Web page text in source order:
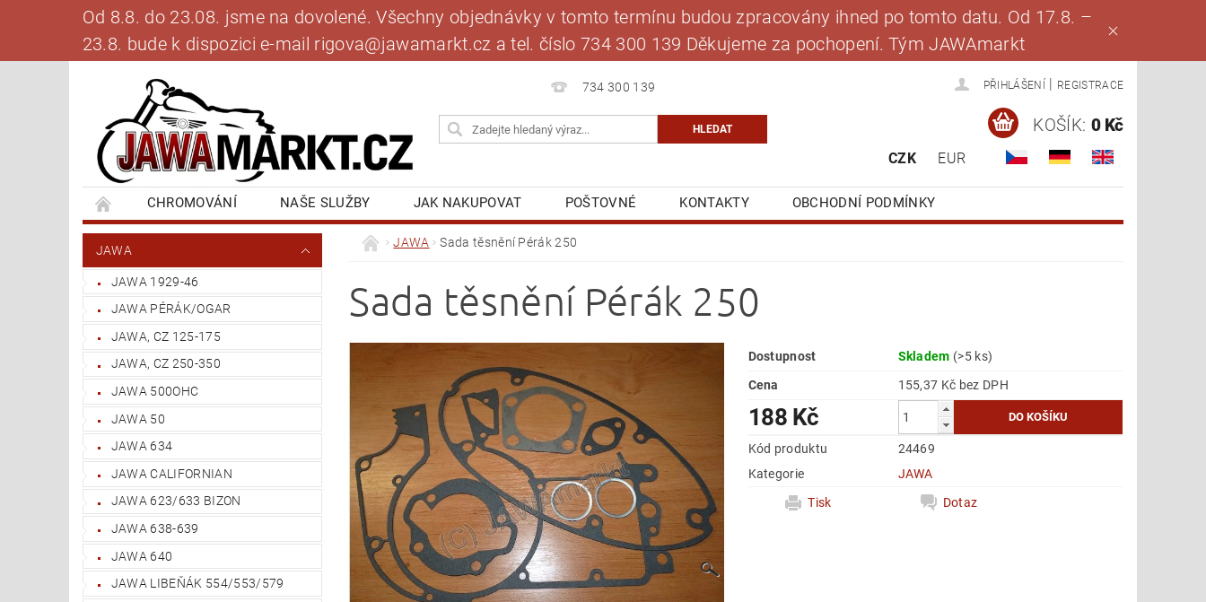
Od 8.8. do 23.08. jsme na dovolené. Všechny objednávky v tomto termínu budou zpracovány ihned po tomto datu. Od 17.8. –
23.8. bude k dispozici e-mail rigova@jawamarkt.cz a tel. číslo 734 300 139 Děkujeme za pochopení. Tým JAWAmarkt
734 300 139 PŘIHLÁŠENÍ REGISTRACE
CZK EUR
KOŠÍK: 0 Kč
CHROMOVÁNÍ NAŠE SLUŽBY JAK NAKUPOVAT POŠTOVNÉ KONTAKTY
OBCHODNÍ PODMÍNKY
BANKOVNÍ SPOJENÍ
NAPIŠTE NÁM BLOG MOJE OBJEDNÁVKA
JAWA
JAWA 1929-46
JAWA PÉRÁK/OGAR
JAWA, CZ 125-175
JAWA, CZ 250-350
JAWA 500OHC
JAWA 50
JAWA 634
JAWA CALIFORNIAN
JAWA 623/633 BIZON
JAWA 638-639
JAWA 640
JAWA LIBEŇÁK 554/553/579
JAWA Sada těsnění Pérák 250
Sada těsnění Pérák 250
Dostupnost Skladem (>5 ks)
Cena
155,37 Kč bez DPH
188 Kč
Kód produktu
24469
Kategorie
JAWA
Tisk
Dotaz